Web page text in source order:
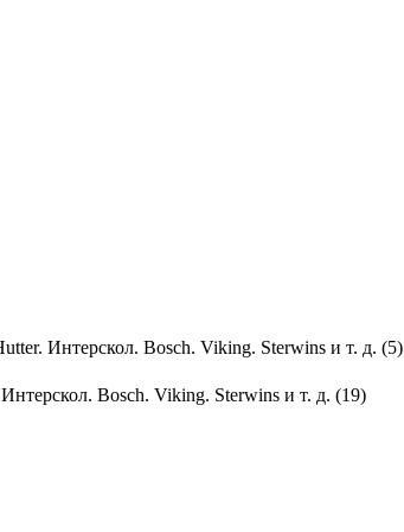
Интерскол. Bosch. Viking. Sterwins и т. д. (5)
Bosch. Viking. Sterwins и т. д. (19)